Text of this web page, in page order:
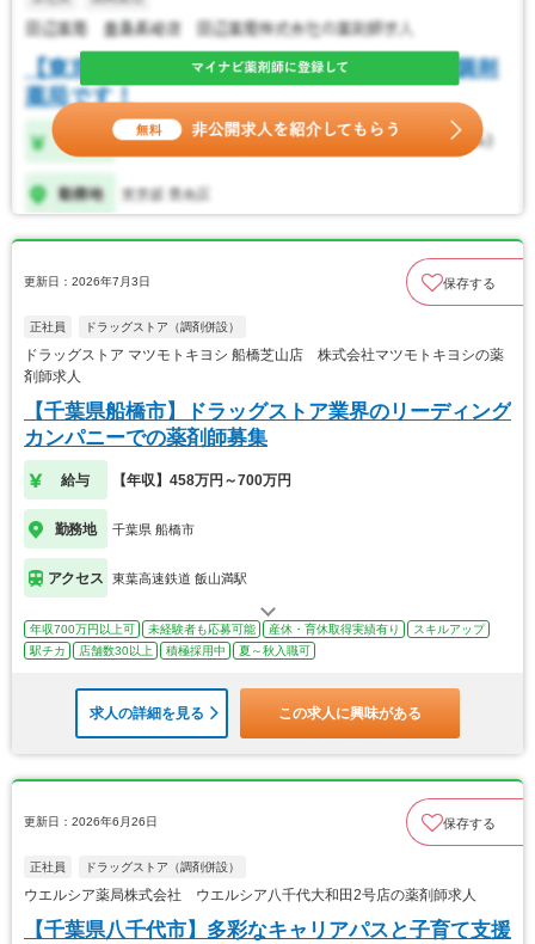
更新日：2026年7月3日 保存する
正社員 ドラッグストア（調剤併設）
ドラッグストア マツモトキヨシ 船橋芝山店 株式会社マツモトキヨシの薬
剤師求人
【千葉県船橋市】ドラッグストア業界のリーディング
カンパニーでの薬剤師募集
給与 【年収】458万円～700万円
勤務地 千葉県 船橋市
アクセス 東葉高速鉄道 飯山満駅
年収700万円以上可 未経験者も応募可能 産休・育休取得実績有り
スキルアップ
駅チカ
店舗数30以上 積極採用中 夏～秋入職可
求人の詳細を見る この求人に興味がある
更新日：2026年6月26日 保存する
正社員 ドラッグストア（調剤併設）
ウエルシア薬局株式会社 ウエルシア八千代大和田2号店の薬剤師求人
【千葉県八千代市】多彩なキャリアパスと子育て支援